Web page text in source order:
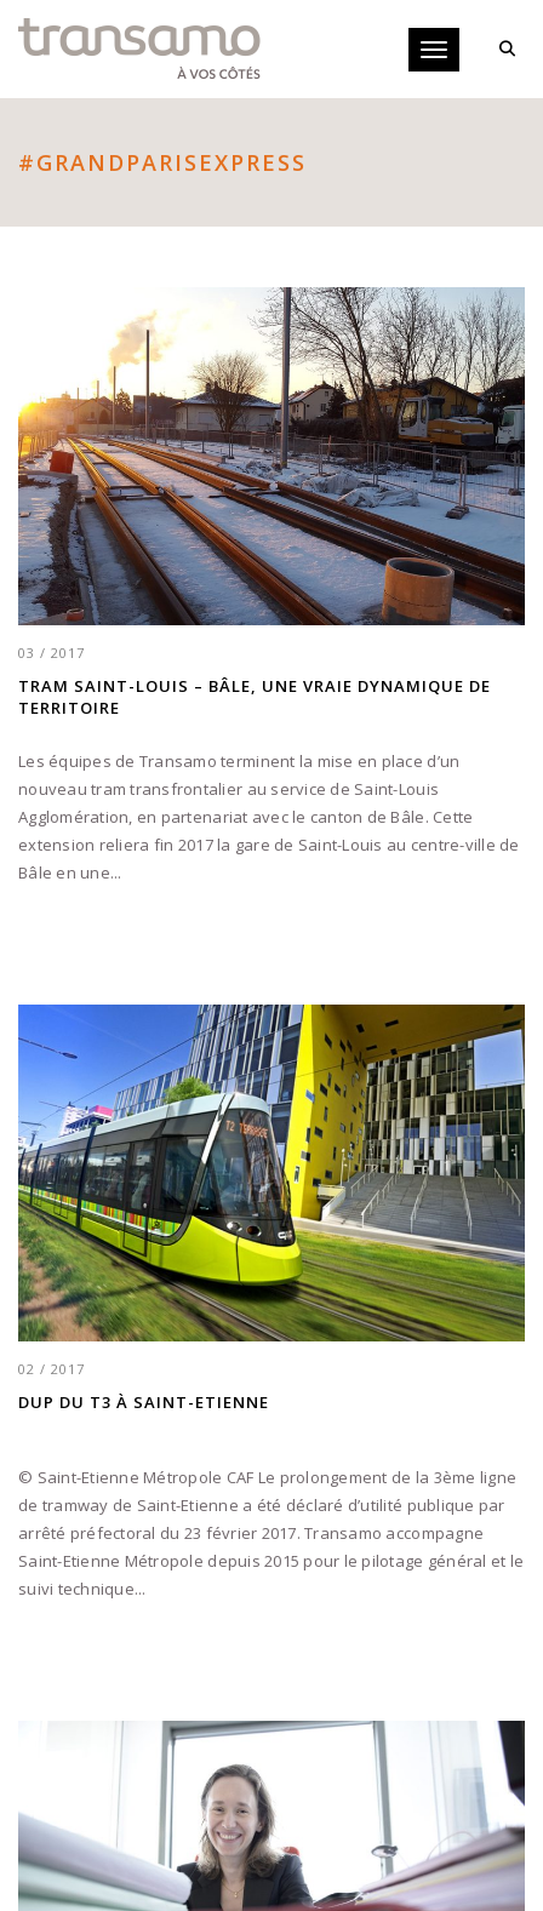
Toggle
#GRANDPARISEXPRESS
03 / 2017
TRAM SAINT-LOUIS – BÂLE, UNE VRAIE DYNAMIQUE DE
TERRITOIRE
Les équipes de Transamo terminent la mise en place d’un
nouveau tram transfrontalier au service de Saint-Louis
Agglomération, en partenariat avec le canton de Bâle. Cette
extension reliera fin 2017 la gare de Saint-Louis au centre-ville de
Bâle en une...
02 / 2017
DUP DU T3 À SAINT-ETIENNE
© Saint-Etienne Métropole CAF Le prolongement de la 3ème ligne
de tramway de Saint-Etienne a été déclaré d’utilité publique par
arrêté préfectoral du 23 février 2017. Transamo accompagne
Saint-Etienne Métropole depuis 2015 pour le pilotage général et le
suivi technique...
Panneau de gestion des cookies